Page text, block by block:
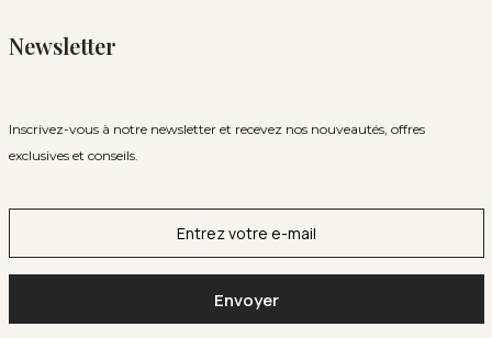
Newsletter
Inscrivez-vous à notre newsletter et recevez nos nouveautés, offres
exclusives et conseils.